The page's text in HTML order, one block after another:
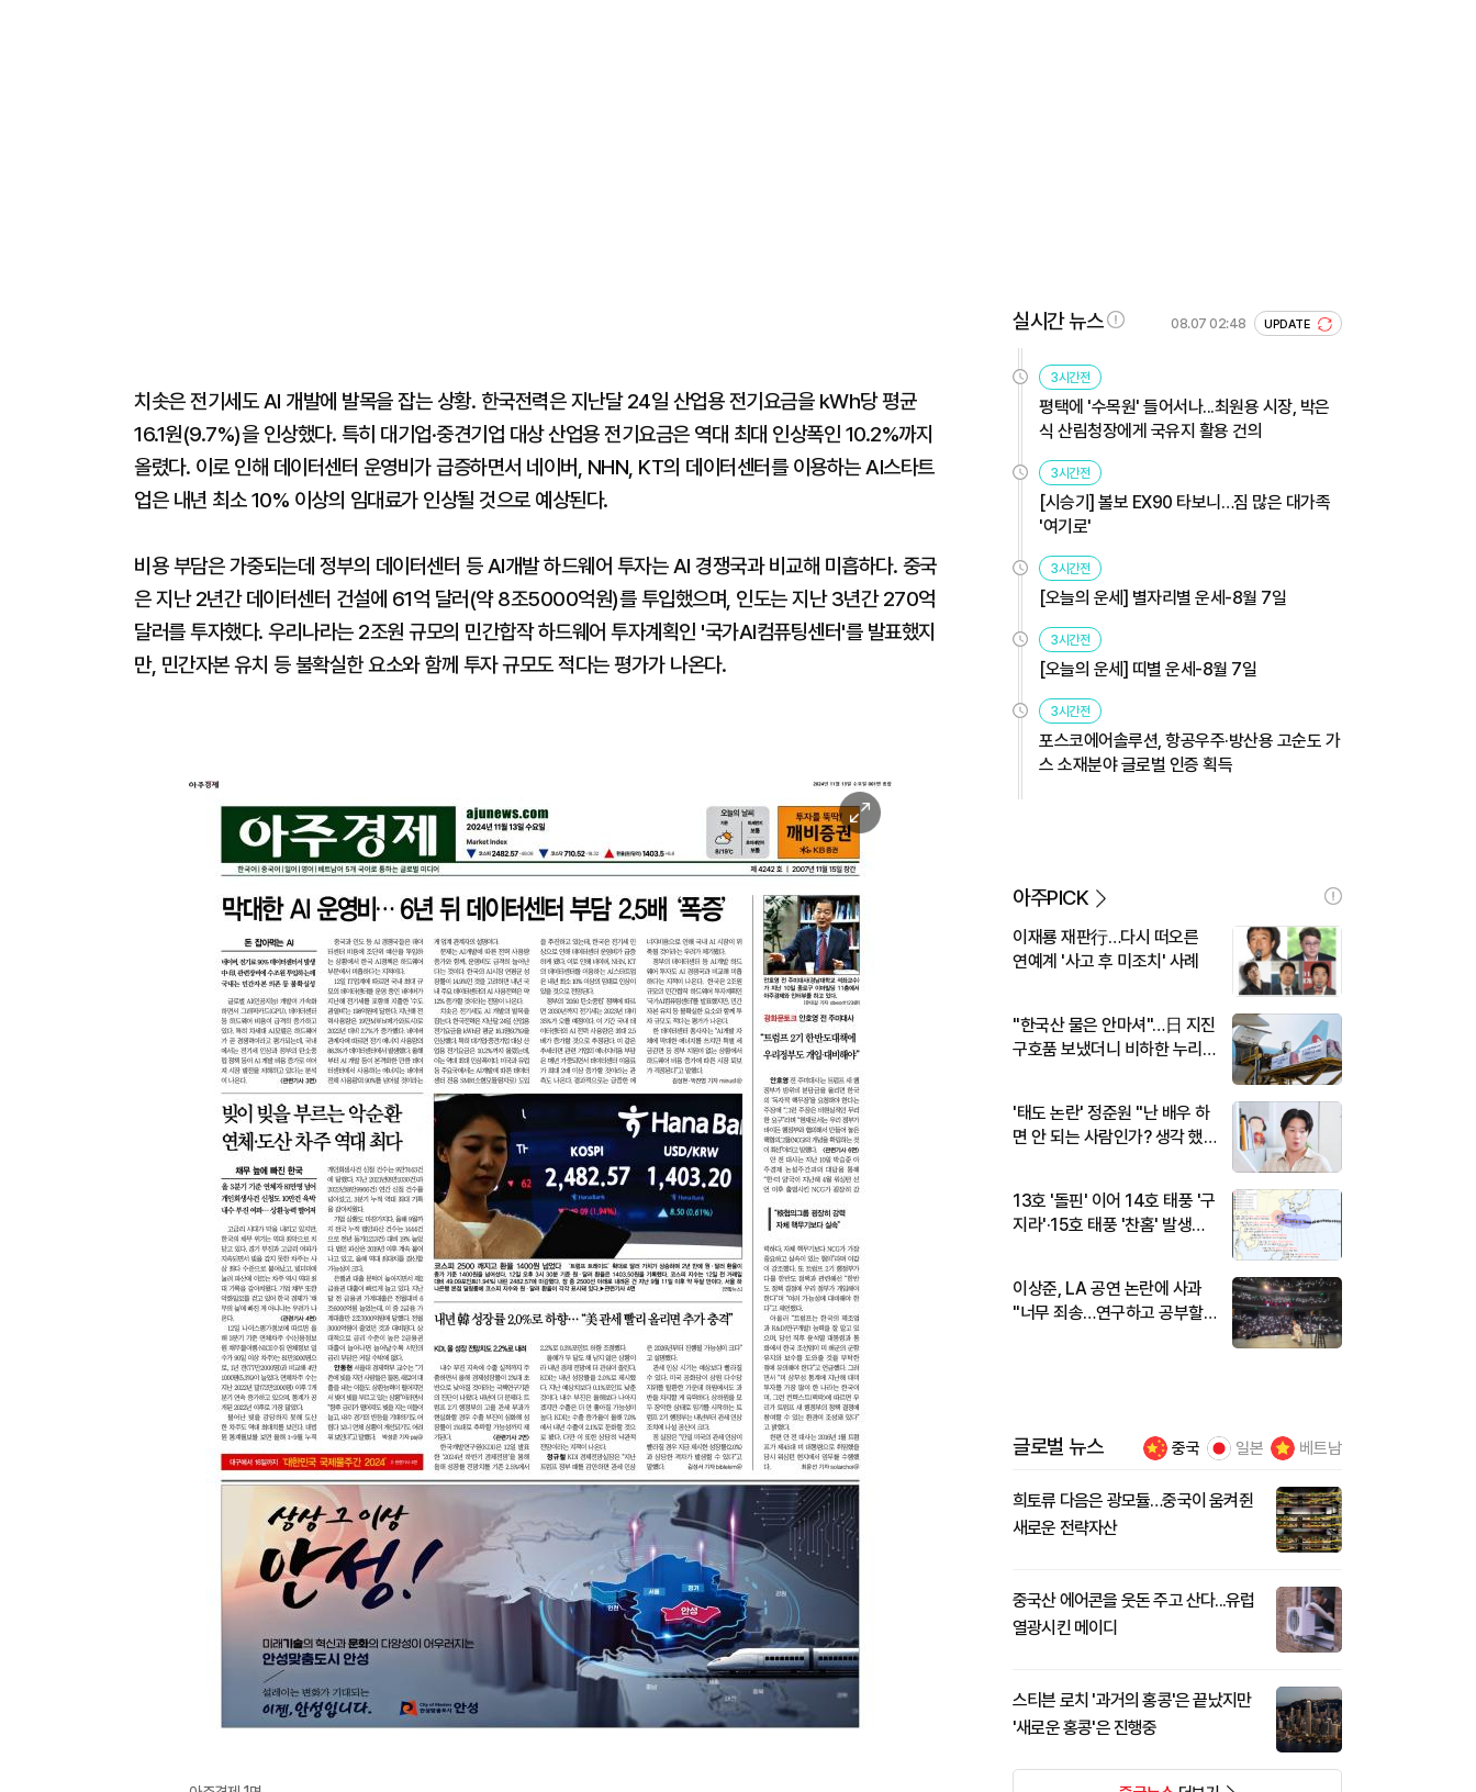
치솟은 전기세도 AI 개발에 발목을 잡는 상황. 한국전력은 지난달 24일 산업용 전기요금을 kWh당 평균
16.1원(9.7%)을 인상했다. 특히 대기업·중견기업 대상 산업용 전기요금은 역대 최대 인상폭인 10.2%까지
올렸다. 이로 인해 데이터센터 운영비가 급증하면서 네이버, NHN, KT의 데이터센터를 이용하는 AI스타트
업은 내년 최소 10% 이상의 임대료가 인상될 것으로 예상된다.
비용 부담은 가중되는데 정부의 데이터센터 등 AI개발 하드웨어 투자는 AI 경쟁국과 비교해 미흡하다. 중국
은 지난 2년간 데이터센터 건설에 61억 달러(약 8조5000억원)를 투입했으며, 인도는 지난 3년간 270억
달러를 투자했다. 우리나라는 2조원 규모의 민간합작 하드웨어 투자계획인 '국가AI컴퓨팅센터'를 발표했지
만, 민간자본 유치 등 불확실한 요소와 함께 투자 규모도 적다는 평가가 나온다.
이
미
지
확
대
실시간 뉴스 08.07 02:48 UPDATE
3시간전
평택에 '수목원' 들어서나...최원용 시장, 박은
식 산림청장에게 국유지 활용 건의
3시간전
[시승기] 볼보 EX90 타보니…짐 많은 대가족
'여기로'
3시간전
[오늘의 운세] 별자리별 운세-8월 7일
3시간전
[오늘의 운세] 띠별 운세-8월 7일
3시간전
포스코에어솔루션, 항공우주·방산용 고순도 가
스 소재분야 글로벌 인증 획득
아주PICK
이재룡 재판行…다시 떠오른
연예계 '사고 후 미조치' 사례
"한국산 물은 안마셔"…日 지진
구호품 보냈더니 비하한 누리
'태도 논란' 정준원 "난 배우 하
면 안 되는 사람인가? 생각 했
13호 '돌핀' 이어 14호 태풍 '구
지라'·15호 태풍 '찬홈' 발생…
이상준, LA 공연 논란에 사과
"너무 죄송…연구하고 공부할
글로벌 뉴스 중국 일본 베트남
희토류 다음은 광모듈…중국이 움켜쥔
새로운 전략자산
중국산 에어콘을 웃돈 주고 산다...유럽
열광시킨 메이디
스티븐 로치 '과거의 홍콩'은 끝났지만
'새로운 홍콩'은 진행중